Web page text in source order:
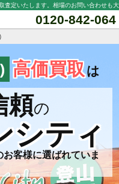
査定いたします。相場のお問い合わせも
0120-842-064
高価買取は
頼の
シティ
客様に選ばれていま